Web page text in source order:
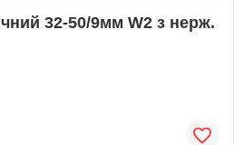
32-50/9мм W2 з нерж.